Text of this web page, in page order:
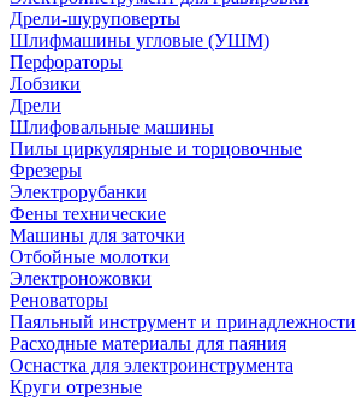
Дрели-шуруповерты
Шлифмашины угловые (УШМ)
Перфораторы
Лобзики
Дрели
Шлифовальные машины
Пилы циркулярные и торцовочные
Фрезеры
Электрорубанки
Фены технические
Машины для заточки
Отбойные молотки
Электроножовки
Реноваторы
Паяльный инструмент и принадлежности
Расходные материалы для паяния
Оснастка для электроинструмента
Круги отрезные